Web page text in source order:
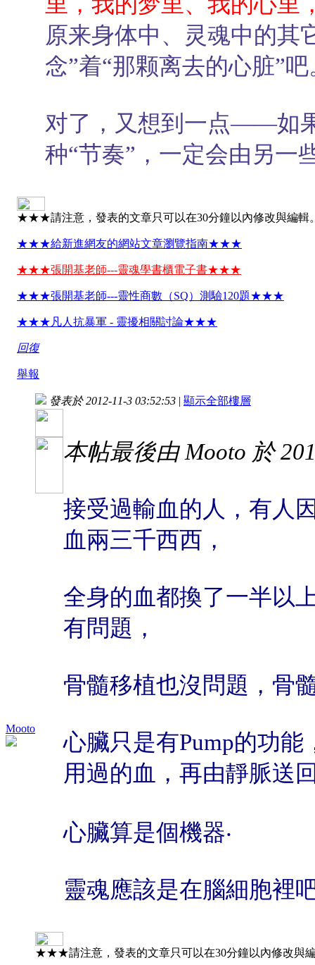
原来身体中、灵魂中的其
念”着“那颗离去的心脏”吧
对了，又想到一点——如
种“节奏”，一定会由另一
★★★請注意，發表的文章只可以在30分鐘以內修改與編
★★★給新進網友的網站文章瀏覽指南★★★
★★★張開基老師---靈魂學書櫃電子書★★★
★★★張開基老師---靈性商數（SQ）測驗120題★★★
★★★凡人抗暴軍 - 靈擾相關討論★★★
回復
舉報
Mooto
發表於 2012-11-3 03:52:53 | 顯示全部樓層
本帖最後由 Mooto 於
接受過輸血的人，有人
血兩三千西西，
全身的血都換了一半以
有問題，
骨髓移植也沒問題，骨
心臟只是有Pump的功
用過的血，再由靜脈送
心臟算是個機器‧
靈魂應該是在腦細胞裡
★★★請注意，發表的文章只可以在30分鐘以內修改